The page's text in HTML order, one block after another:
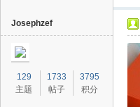
Josephzef
129
主题
1733
帖子
3795
积分